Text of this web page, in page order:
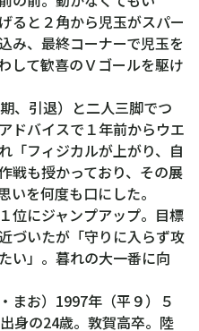
ると２角から児玉がスパー
み、最終コーナーで児玉を
して歓喜のＶゴールを駆け
、引退）と二人三脚でつ
ドバイスで１年前からウエ
「フィジカルが上がり、自
戦も授かっており、その展
いを何度も口にした。
位にジャンプアップ。目標
づいたが「守りに入らず攻
い」。暮れの大一番に向
まお）1997年（平９）５
身の24歳。敦賀高卒。陸